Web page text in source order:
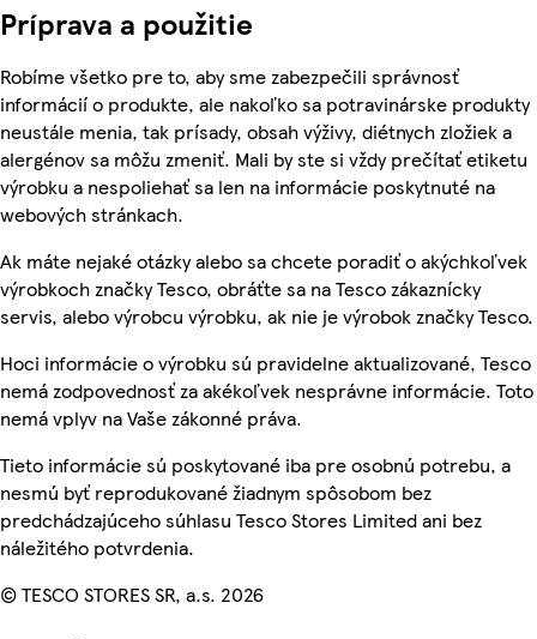
Príprava a použitie
Robíme všetko pre to, aby sme zabezpečili správnosť
informácií o produkte, ale nakoľko sa potravinárske produkty
neustále menia, tak prísady, obsah výživy, diétnych zložiek a
alergénov sa môžu zmeniť. Mali by ste si vždy prečítať etiketu
výrobku a nespoliehať sa len na informácie poskytnuté na
webových stránkach.
Ak máte nejaké otázky alebo sa chcete poradiť o akýchkoľvek
výrobkoch značky Tesco, obráťte sa na Tesco zákaznícky
servis, alebo výrobcu výrobku, ak nie je výrobok značky Tesco.
Hoci informácie o výrobku sú pravidelne aktualizované, Tesco
nemá zodpovednosť za akékoľvek nesprávne informácie. Toto
nemá vplyv na Vaše zákonné práva.
Tieto informácie sú poskytované iba pre osobnú potrebu, a
nesmú byť reprodukované žiadnym spôsobom bez
predchádzajúceho súhlasu Tesco Stores Limited ani bez
náležitého potvrdenia.
© TESCO STORES SR, a.s. 2026